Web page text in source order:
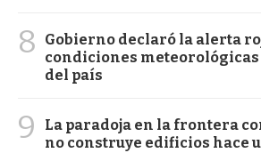
8
Gobierno declaró la alerta
condiciones meteorológicas
del país
9
La paradoja en la frontera
no construye edificios hace